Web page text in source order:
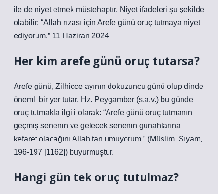
ile de niyet etmek müstehaptır. Niyet ifadeleri şu şekilde
olabilir: “Allah rızası için Arefe günü oruç tutmaya niyet
ediyorum.” 11 Haziran 2024
Her kim arefe günü oruç tutarsa?
Arefe günü, Zilhicce ayının dokuzuncu günü olup dinde
önemli bir yer tutar. Hz. Peygamber (s.a.v.) bu günde
oruç tutmakla ilgili olarak: “Arefe günü oruç tutmanın
geçmiş senenin ve gelecek senenin günahlarına
kefaret olacağını Allah’tan umuyorum.” (Müslim, Sıyam,
196-197 [1162]) buyurmuştur.
Hangi gün tek oruç tutulmaz?